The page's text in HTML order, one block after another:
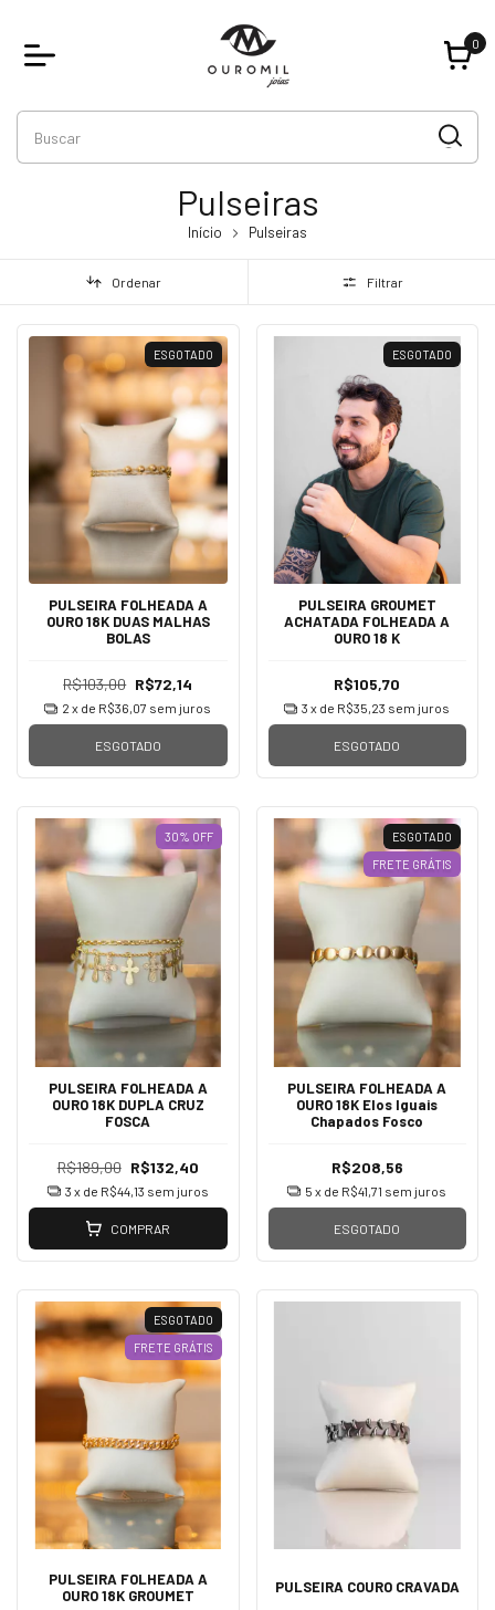
0
Pulseiras
Início Pulseiras
Ordenar Filtrar
ESGOTADO
PULSEIRA FOLHEADA A
OURO 18K DUAS MALHAS
BOLAS
R$103,00 R$72,14
2 x de R$36,07 sem juros
ESGOTADO
ESGOTADO
PULSEIRA GROUMET
ACHATADA FOLHEADA A
OURO 18 K
R$105,70
3 x de R$35,23 sem juros
ESGOTADO
30% OFF
PULSEIRA FOLHEADA A
OURO 18K DUPLA CRUZ
FOSCA
R$189,00 R$132,40
3 x de R$44,13 sem juros
COMPRAR
ESGOTADO
FRETE GRÁTIS
PULSEIRA FOLHEADA A
OURO 18K Elos Iguais
Chapados Fosco
R$208,56
5 x de R$41,71 sem juros
ESGOTADO
ESGOTADO
FRETE GRÁTIS
PULSEIRA FOLHEADA A
OURO 18K GROUMET
PULSEIRA COURO CRAVADA